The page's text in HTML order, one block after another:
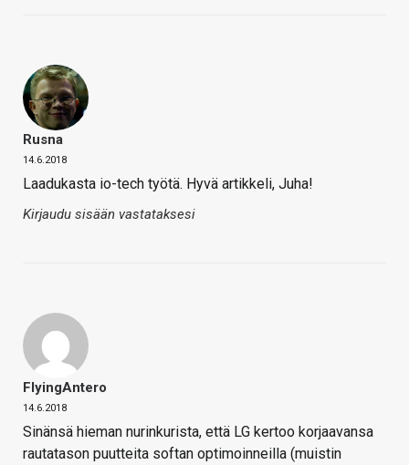
Rusna
14.6.2018
Laadukasta io-tech työtä. Hyvä artikkeli, Juha!
Kirjaudu sisään vastataksesi
FlyingAntero
14.6.2018
Sinänsä hieman nurinkurista, että LG kertoo korjaavansa
rautatason puutteita softan optimoinneilla (muistin